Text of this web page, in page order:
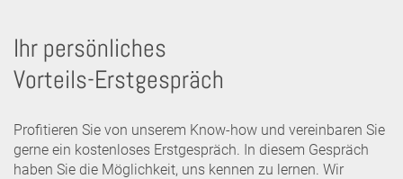
Ihr persönliches
Vorteils-Erstgespräch
Profitieren Sie von unserem Know-how und vereinbaren Sie
gerne ein kostenloses Erstgespräch. In diesem Gespräch
haben Sie die Möglichkeit, uns kennen zu lernen. Wir